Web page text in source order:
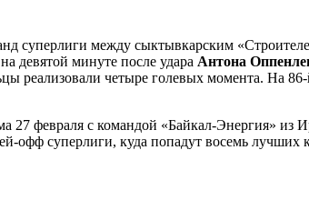
суперлиги между сыктывкарским
девятой минуте после удара Антона
реализовали четыре голевых момента. На
февраля с командой «Байкал-Энергия» из
офф суперлиги, куда попадут восемь лучших